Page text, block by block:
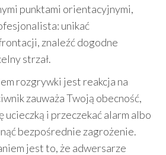
punktami orientacyjnymi,
unikać
znaleźć dogodne
strzał.
rozgrywki jest reakcja na
zauważa Twoją obecność,
ucieczką i przeczekać alarm albo
bezpośrednie zagrożenie.
jest to, że adwersarze